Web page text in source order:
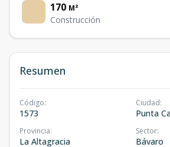
170 M²
Construcción
Resumen
Código:
1573
Ciudad:
Punta
Provincia:
La Altagracia
Sector:
Bávaro